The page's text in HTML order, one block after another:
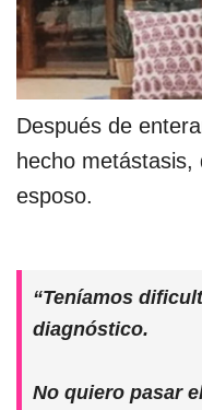
Después de
hecho metástasis,
esposo.
“Teníamos
diagnóstico.
No quiero pasar